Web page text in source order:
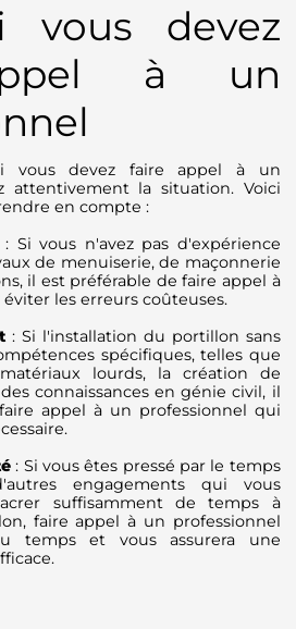
vous devez
à un
vous devez faire appel à un
attentivement la situation. Voici
en compte :
Si vous n'avez pas d'expérience
de menuiserie, de maçonnerie
il est préférable de faire appel à
les erreurs coûteuses.
: Si l'installation du portillon sans
spécifiques, telles que
lourds, la création de
connaissances en génie civil, il
appel à un professionnel qui
: Si vous êtes pressé par le temps
engagements qui vous
suffisamment de temps à
faire appel à un professionnel
temps et vous assurera une